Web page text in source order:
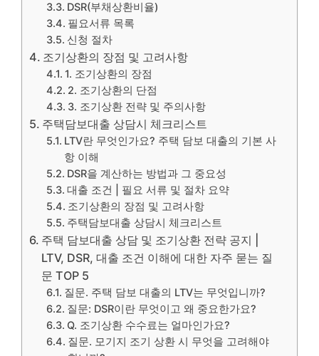
DSR(부채상환비율)
필요서류 목록
신청 절차
조기상환의 장점 및 고려사항
1. 조기상환의 장점
2. 조기상환의 단점
3. 조기상환 전략 및 주의사항
주택담보대출 상담시 체크리스트
LTV란 무엇인가요? 주택 담보 대출의 기본 사
항 이해
DSR을 계산하는 방법과 그 중요성
대출 조건 | 필요 서류 및 절차 요약
조기상환의 장점 및 고려사항
주택담보대출 상담시 체크리스트
주택 담보대출 상담 및 조기상환 전략 공지 |
LTV, DSR, 대출 조건 이해에 대한 자주 묻는 질
문 TOP 5
질문. 주택 담보 대출의 LTV는 무엇입니까?
질문: DSR이란 무엇이고 왜 중요한가요?
Q. 조기상환 수수료는 얼마인가요?
질문. 모기지 조기 상환 시 무엇을 고려해야